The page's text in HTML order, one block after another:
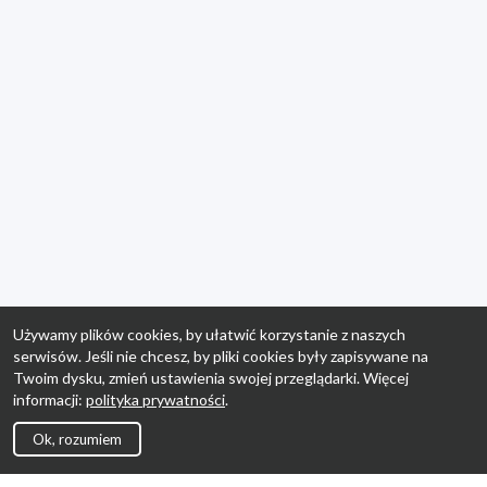
Używamy plików cookies, by ułatwić korzystanie z naszych
serwisów. Jeśli nie chcesz, by pliki cookies były zapisywane na
Twoim dysku, zmień ustawienia swojej przeglądarki. Więcej
informacji: polityka prywatności.
Ok, rozumiem